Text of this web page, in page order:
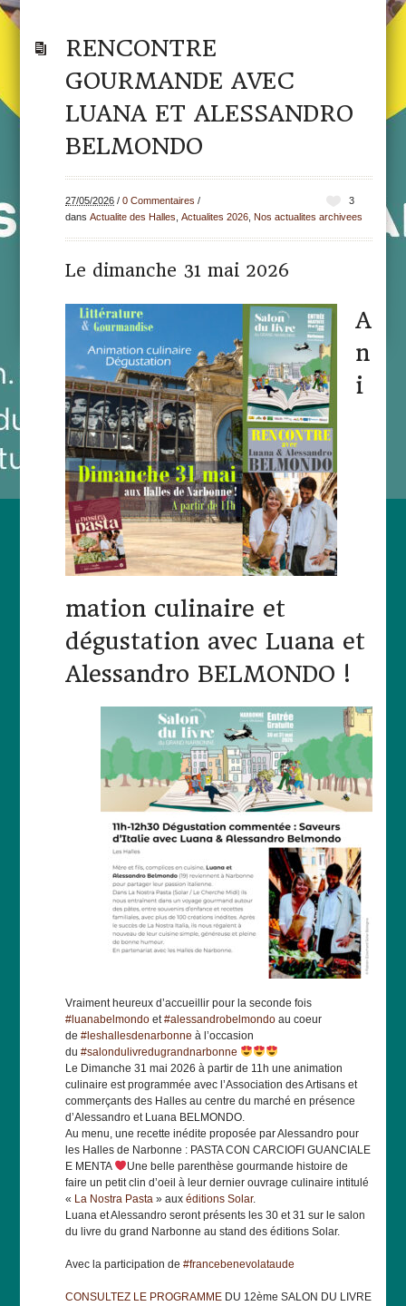
RENCONTRE
GOURMANDE AVEC
LUANA ET ALESSANDRO
BELMONDO
3
27/05/2026 /0 Commentaires /
dansActualite des Halles ,Actualites 2026 Nos actualites archivees
Le dimanche 31 mai 2026
A
n
i
mation culinaire et
dégustation avec Luana et
Alessandro BELMONDO !
Vraiment heureux d’accueillir pour la seconde fois
#luanabelmondo et#alessandrobelmondo au coeur
de#leshallesdenarbonne à l’occasion
du#salondulivredugrandnarbonne
Le Dimanche 31 mai 2026 à partir de 11h une animation
culinaire est programmée avec l’Association des Artisans et
commerçants des Halles au centre du marché en présence
d’Alessandro et Luana BELMONDO.
Au menu, une recette inédite proposée par Alessandro pour
les Halles de Narbonne : PASTA CON CARCIOFI GUANCIALE
E MENTA
Une belle parenthèse gourmande histoire de
faire un petit clin d’oeil à leur dernier ouvrage culinaire intitulé
« La Nostra Pasta » auxéditions Solar.
Luana et Alessandro seront présents les 30 et 31 sur le salon
du livre du grand Narbonne au stand des éditions Solar.
Avec la participation de#francebenevolataude
CONSULTEZ LE PROGRAMME DU 12ème SALON DU LIVRE